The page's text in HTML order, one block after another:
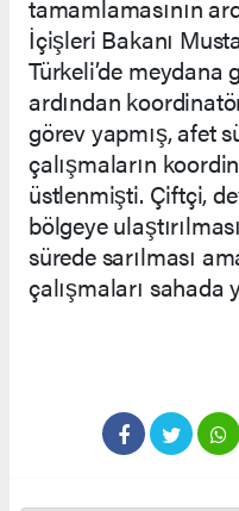
tamamlamasının
İçişleri Bakanı
Türkeli’de meydana
ardından
görev yapmış, afet
çalışmaların
üstlenmişti. Çiftçi,
bölgeye
sürede sarılması
çalışmaları sahada